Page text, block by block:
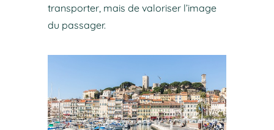
transporter, mais de valoriser l’image
du passager.